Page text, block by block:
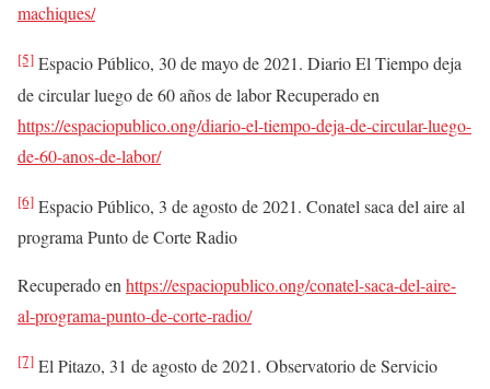
machiques/
[5] Espacio Público, 30 de mayo de 2021. Diario El Tiempo deja
de circular luego de 60 años de labor Recuperado en
https://espaciopublico.ong/diario-el-tiempo-deja-de-circular-luego-
de-60-anos-de-labor/
[6] Espacio Público, 3 de agosto de 2021. Conatel saca del aire al
programa Punto de Corte Radio
Recuperado en https://espaciopublico.ong/conatel-saca-del-aire-
al-programa-punto-de-corte-radio/
[7] El Pitazo, 31 de agosto de 2021. Observatorio de Servicio